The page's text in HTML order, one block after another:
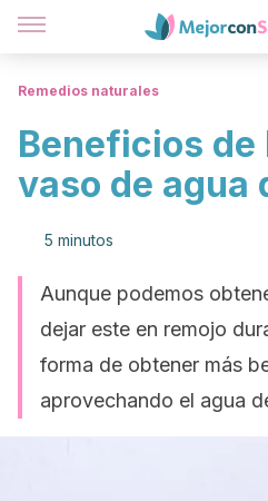
Remedios naturales
Beneficios de
vaso de agua
5 minutos
Aunque podemos
dejar este en remojo
forma de obtener más
aprovechando el agua